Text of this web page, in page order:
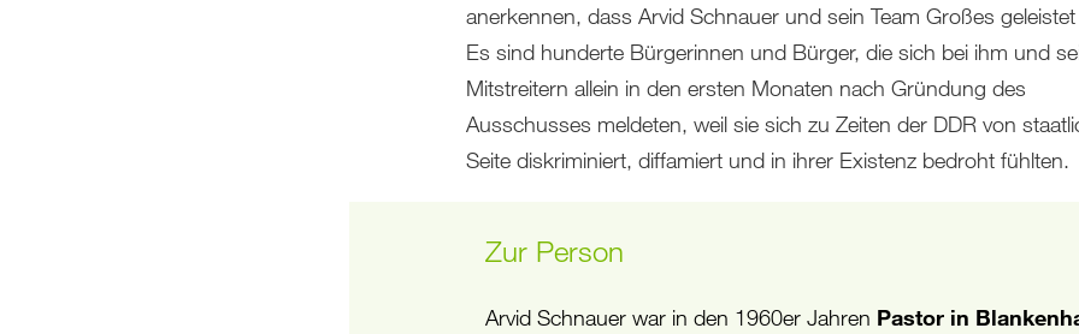
anerkennen, dass Arvid Schnauer und sein Team Großes
Es sind hunderte Bürgerinnen und Bürger, die sich bei ihm und
Mitstreitern allein in den ersten Monaten nach Gründung des
Ausschusses meldeten, weil sie sich zu Zeiten der DDR von
Seite diskriminiert, diffamiert und in ihrer Existenz bedroht fühlten.
Zur Person
Arvid Schnauer war in den 1960er Jahren Pastor in